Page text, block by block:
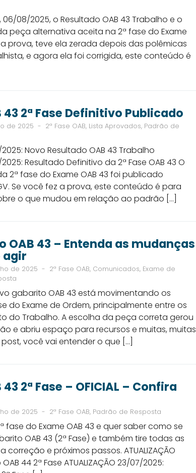
06/08/2025, o Resultado OAB 43 Trabalho e o
peça alternativa aceita na 2ª fase do Exame
a prova, teve ela zerada depois das polêmicas
e agora ela foi corrigida, este conteúdo é
2ª Fase Definitivo Publicado
de 2025 - 2ª Fase OAB, Lista Aprovados, Padrão de
2025: Novo Resultado OAB 43 Trabalho
2025: Resultado Definitivo da 2ª Fase OAB 43 O
2ª fase do Exame OAB 43 foi publicado
Se você fez a prova, este conteúdo é para
o que mudou em relação ao padrão […]
OAB 43 – Entenda as mudanças
agir
de 2025 - 2ª Fase OAB, Comunicados, Exame de
gabarito OAB 43 está movimentando os
do Exame de Ordem, principalmente entre os
do Trabalho. A escolha da peça correta gerou
e abriu espaço para recursos e muitas, muitas
você vai entender o que […]
2ª Fase – OFICIAL – Confira
de 2025 - 2ª Fase OAB, Padrão de Resposta
fase do Exame OAB 43 e quer saber como se
OAB 43 (2ª Fase) e também tire todas as
correção e próximos passos. ATUALIZAÇÃO
44 2ª Fase ATUALIZAÇÃO 23/07/2025: